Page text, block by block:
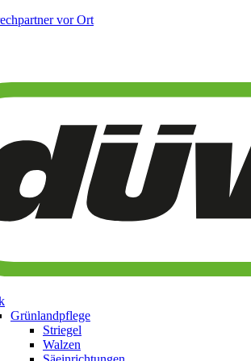
vor Ort
Grünlandpflege
Striegel
Walzen